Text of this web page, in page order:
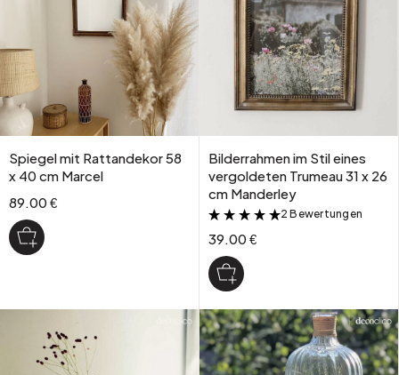
Spiegel mit Rattandekor 58
x 40 cm Marcel
89.00 €
Bilderrahmen im Stil eines
vergoldeten Trumeau 31 x 26
cm Manderley
&
2 Bewertungen
39.00 €